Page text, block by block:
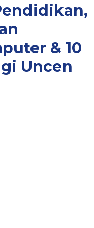
& 10
Uncen